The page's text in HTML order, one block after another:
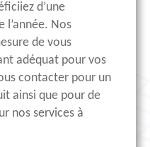
d’une
Nos
de vous
adéquat pour vos
contacter pour un
ainsi que pour de
nos services à